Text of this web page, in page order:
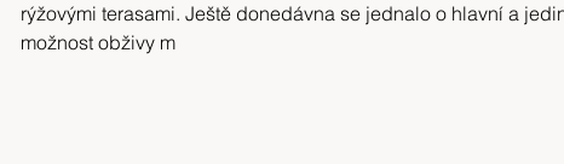
rýžovými terasami. Ještě donedávna se jednalo o hlavní a
možnost obživy m